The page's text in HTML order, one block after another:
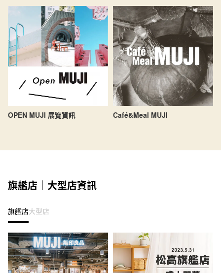
OPEN MUJI 展覽資訊 Café&Meal MUJI
旗艦店｜大型店資訊
旗艦店大型店